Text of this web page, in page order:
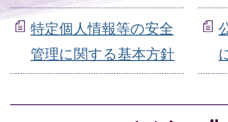
特定個人情報等の安全
管理に関する基本方針